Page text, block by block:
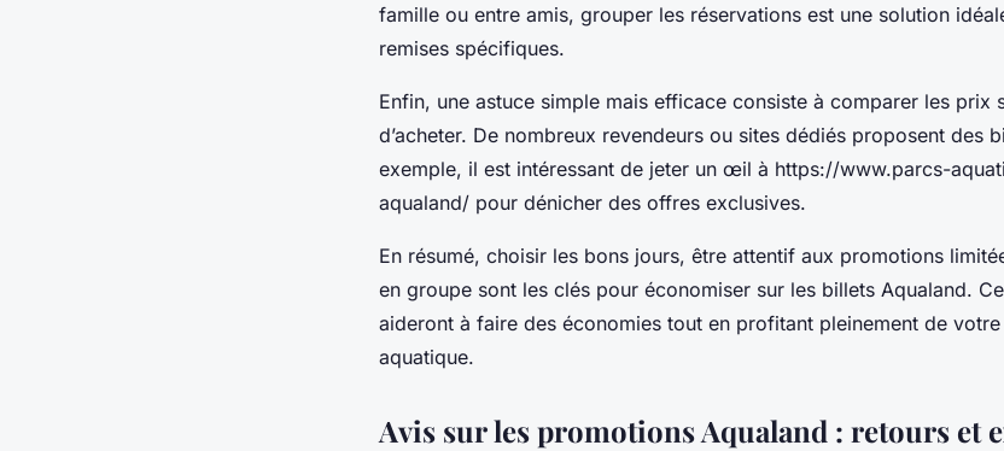
famille ou entre amis, grouper les réservations est une solution
remises spécifiques.
Enfin, une astuce simple mais efficace consiste à comparer les prix
d’acheter. De nombreux revendeurs ou sites dédiés proposent des
exemple, il est intéressant de jeter un œil à https://www.parcs-
aqualand/ pour dénicher des offres exclusives.
En résumé, choisir les bons jours, être attentif aux promotions
en groupe sont les clés pour économiser sur les billets Aqualand.
aideront à faire des économies tout en profitant pleinement de
aquatique.
Avis sur les promotions Aqualand : retours et